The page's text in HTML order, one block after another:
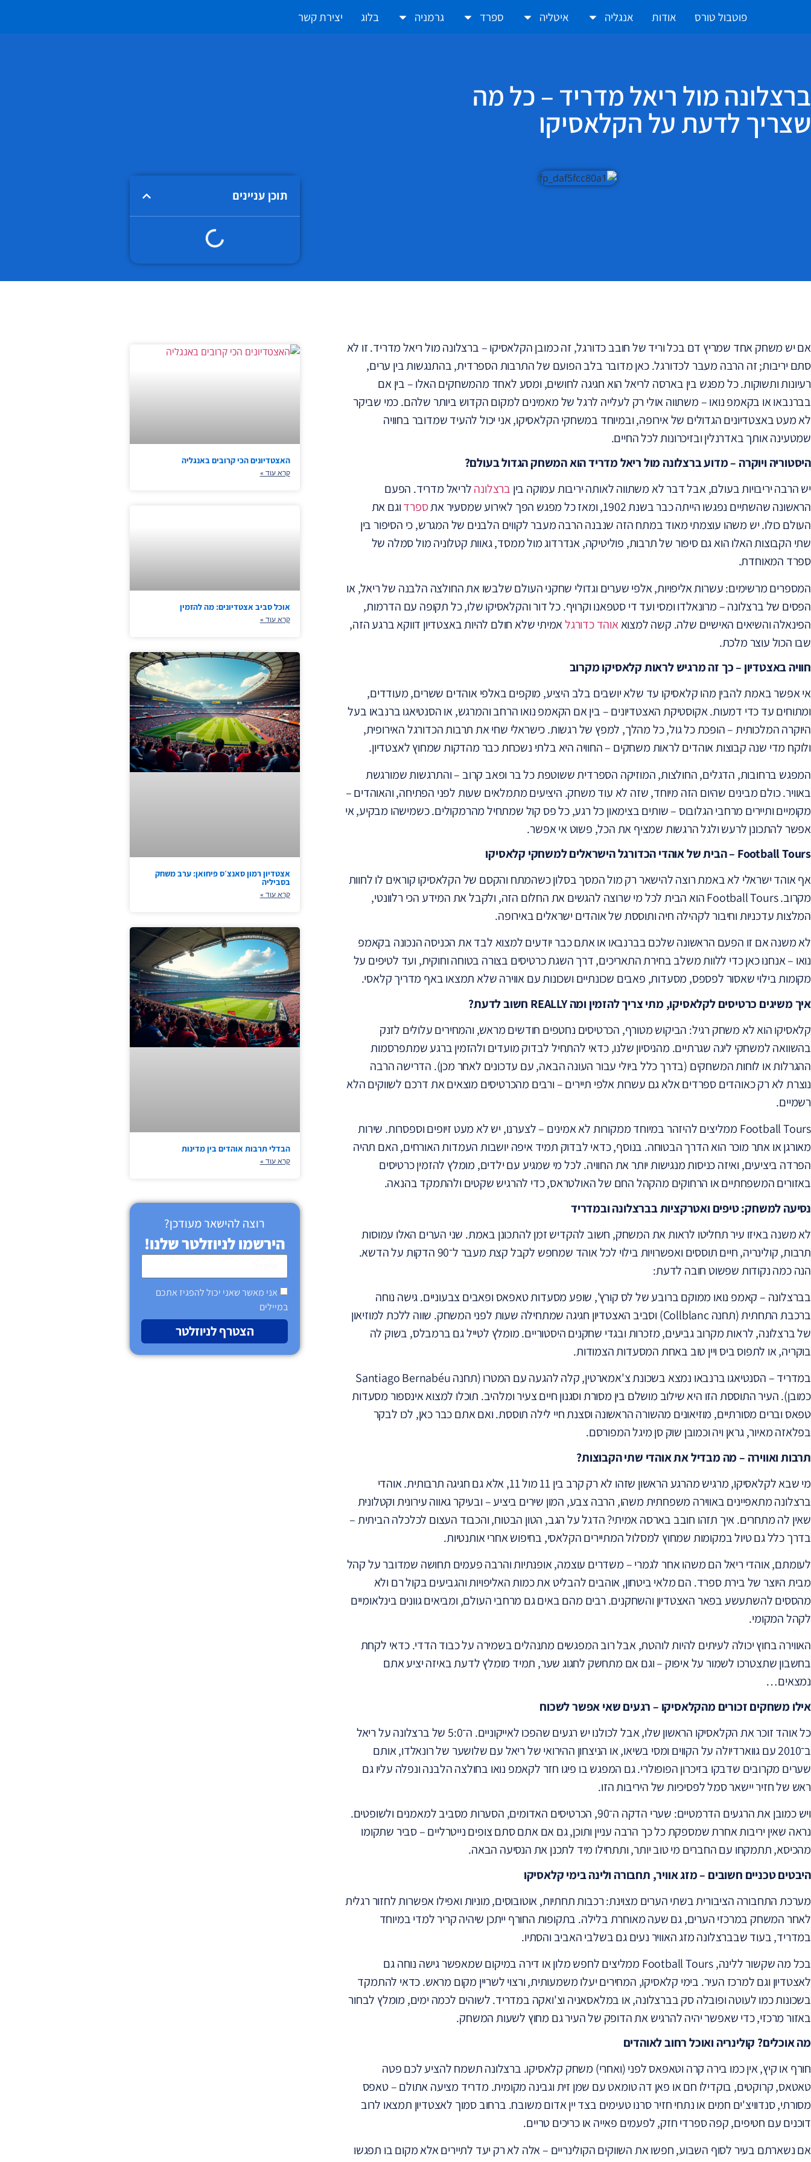
פוטבול טורס אודות אנגליה איטליה ספרד גרמניה בלוג יצירת קשר
ברצלונה מול ריאל מדריד – כל מה
שצריך לדעת על הקלאסיקו
אם יש משחק אחד שמריץ דם בכל וריד של חובב כדורגל, זה כמובן הקלאסיקו – ברצלונה מול ריאל מדריד. זו לא
סתם יריבות; זה הרבה מעבר לכדורגל. כאן מדובר בלב הפועם של התרבות הספרדית, בהתנגשות בין ערים,
רעיונות ותשוקות. כל מפגש בין בארסה לריאל הוא חגיגה לחושים, ומסע לאחד מהמשחקים האלו – בין אם
בברנבאו או בקאמפ נואו – משתווה אולי רק לעלייה לרגל של מאמינים למקום הקדוש ביותר שלהם. כמי שביקר
לא מעט באצטדיונים הגדולים של אירופה, ובמיוחד במשחקי הקלאסיקו, אני יכול להעיד שמדובר בחוויה
שמטעינה אותך באדרנלין ובזיכרונות לכל החיים.
היסטוריה ויוקרה – מדוע ברצלונה מול ריאל מדריד הוא המשחק הגדול בעולם?
יש הרבה יריבויות בעולם, אבל דבר לא משתווה לאותה יריבות עמוקה בין ברצלונהלריאל מדריד. הפעם
הראשונה שהשתיים נפגשו הייתה כבר בשנת 1902, ומאז כל מפגש הפך לאירוע שמסעיר את
ספרדוגם את
העולם כולו. יש משהו עוצמתי מאוד במתח הזה שנבנה הרבה מעבר לקווים הלבנים של המגרש, כי הסיפור בין
שתי הקבוצות האלו הוא גם סיפור של תרבות, פוליטיקה, אנדרדוג מול ממסד, גאוות קטלוניה מול סמלה של
ספרד המאוחדת.
המספרים מרשימים: עשרות אליפויות, אלפי שערים וגדולי שחקני העולם שלבשו את החולצה הלבנה של ריאל, או
הפסים של ברצלונה – מרונאלדו ומסי ועד די סטפאנו וקרויף. כל דור והקלאסיקו שלו, כל תקופה עם הדרמות,
הפינאלה והשיאים האישיים שלה. קשה למצואאוהד כדורגלאמיתי שלא חולם להיות באצטדיון דווקא ברגע הזה,
שבו הכול עוצר מלכת.
חוויה באצטדיון – כך זה מרגיש לראות קלאסיקו מקרוב
אי אפשר באמת להבין מהו קלאסיקו עד שלא יושבים בלב היציע, מוקפים באלפי אוהדים ששרים, מעודדים,
ומתוחים עד כדי דמעות. אקוסטיקת האצטדיונים – בין אם הקאמפ נואו הרחב והמרגש, או הסנטיאגו ברנבאו בעל
היוקרה המלכותית – הופכת כל גול, כל מהלך, למפץ של רגשות. כישראלי שחי את תרבות הכדורגל האירופית,
ולוקח מדי שנה קבוצות אוהדים לראות משחקים – החוויה היא בלתי נשכחת כבר מהדקות שמחוץ לאצטדיון.
המפגש ברחובות, הדגלים, החולצות, המוזיקה הספרדית ששוטפת כל בר ופאב קרוב – והתרגשות שמורגשת
באוויר. כולם מבינים שהיום הזה מיוחד, שזה לא עוד משחק. היציעים מתמלאים שעות לפני הפתיחה, והאוהדים –
מקומיים ותיירים מרחבי הגלובוס – שותים בצימאון כל רגע, כל פס קול שמתחיל מהרמקולים. כשמישהו מבקיע, אי
אפשר להתכונן לרעש ולגל הרגשות שמציף את הכל, פשוט אי אפשר.
Football Tours – הבית של אוהדי הכדורגל הישראלים למשחקי קלאסיקו
אף אוהד ישראלי לא באמת רוצה להישאר רק מול המסך בסלון כשהמתח והקסם של הקלאסיקו קוראים לו לחוות
מקרוב. Football Tours הוא הבית לכל מי שרוצה להגשים את החלום הזה, ולקבל את המידע הכי רלוונטי,
המלצות עדכניות וחיבור לקהילה חיה ותוססת של אוהדים ישראלים באירופה.
לא משנה אם זו הפעם הראשונה שלכם בברנבאו או אתם כבר יודעים למצוא לבד את הכניסה הנכונה בקאמפ
נואו – אנחנו כאן כדי ללוות משלב בחירת התאריכים, דרך השגת כרטיסים בצורה בטוחה וחוקית, ועד לטיפים על
מקומות בילוי שאסור לפספס, מסעדות, פאבים שכונתיים ושכונות עם אווירה שלא תמצאו באף מדריך קלאסי.
איך משיגים כרטיסים לקלאסיקו, מתי צריך להזמין ומה REALLY חשוב לדעת?
קלאסיקו הוא לא משחק רגיל: הביקוש מטורף, הכרטיסים נחטפים חודשים מראש, והמחירים עלולים לזנק
בהשוואה למשחקי ליגה שגרתיים. מהניסיון שלנו, כדאי להתחיל לבדוק מועדים ולהזמין ברגע שמתפרסמות
ההגרלות או לוחות המשחקים (בדרך כלל ביולי עבור העונה הבאה, עם עדכונים לאחר מכן). הדרישה הרבה
נוצרת לא רק כאוהדים ספרדים אלא גם עשרות אלפי תיירים – ורבים מהכרטיסים מוצאים את דרכם לשווקים הלא
רשמיים.
Football Tours ממליצים להיזהר במיוחד ממקורות לא אמינים – לצערנו, יש לא מעט זיופים וספסרות. שירות
מאורגן או אתר מוכר הוא הדרך הבטוחה. בנוסף, כדאי לבדוק תמיד איפה יושבות העמדות האורחים, האם תהיה
הפרדה ביציעים, ואיזה כניסות מנגישות יותר את החוויה. לכל מי שמגיע עם ילדים, מומלץ להזמין כרטיסים
באזורים המשפחתיים או הרחוקים מהקהל החם של האולטראס, כדי להרגיש שקטים ולהתמקד בהנאה.
נסיעה למשחק: טיפים ואטרקציות בברצלונה ובמדריד
לא משנה באיזו עיר תחליטו לראות את המשחק, חשוב להקדיש זמן להתכונן באמת. שני הערים האלו עמוסות
תרבות, קולינריה, חיים תוססים ואפשרויות בילוי לכל אוהד שמחפש לקבל קצת מעבר ל־90 הדקות על הדשא.
הנה כמה נקודות שפשוט חובה לדעת:
בברצלונה – קאמפ נואו ממוקם ברובע של לס קורץ', שופע מסעדות טאפאס ופאבים צבעוניים. גישה נוחה
ברכבת התחתית (תחנה Collblanc) וסביב האצטדיון חגיגה שמתחילה שעות לפני המשחק. שווה ללכת למוזיאון
של ברצלונה, לראות מקרוב גביעים, מזכרות ובגדי שחקנים היסטוריים. מומלץ לטייל גם ברמבלס, בשוק לה
בוקריה, או לתפוס ביס ויין טוב באחת המסעדות הצמודות.
במדריד – הסנטיאגו ברנבאו נמצא בשכונת צ'אמארטין, קלה להגעה עם המטרו (תחנה Santiago Bernabéu
כמובן). העיר התוססת הזו היא שילוב מושלם בין מסורת וסגנון חיים צעיר ומלהיב. תוכלו למצוא אינספור מסעדות
טפאס וברים מסורתיים, מוזיאונים מהשורה הראשונה וסצנת חיי לילה תוססת. ואם אתם כבר כאן, לכו לבקר
בפלאזה מאיור, גראן ויה וכמובן שוק סן מיגל המפורסם.
תרבות ואווירה – מה מבדיל את אוהדי שתי הקבוצות?
מי שבא לקלאסיקו, מרגיש מהרגע הראשון שזהו לא רק קרב בין 11 מול 11, אלא גם חגיגה תרבותית. אוהדי
ברצלונה מתאפיינים באווירה משפחתית משהו, הרבה צבע, המון שירים ביציע – ובעיקר גאווה עירונית וקטלונית
שאין לה מתחרים. איך תזהו חובב בארסה אמיתי? הדגל על הגב, הטון הבטוח, והכבוד העצום לכלכלה הביתית –
בדרך כלל גם טיול במקומות שמחוץ למסלול המתיירים הקלאסי, בחיפוש אחרי אותנטיות.
לעומתם, אוהדי ריאל הם משהו אחר לגמרי – משדרים עוצמה, אופנתיות והרבה פעמים תחושה שמדובר על קהל
מבית היוצר של בירת ספרד. הם מלאי ביטחון, אוהבים להבליט את כמות האליפויות והגביעים בקול רם ולא
מהססים להשתעשע בפאר האצטדיון והשחקנים. רבים מהם באים גם מרחבי העולם, ומביאים גוונים בינלאומיים
לקהל המקומי.
האווירה בחוץ יכולה לעיתים להיות לוהטת, אבל רוב המפגשים מתנהלים בשמירה על כבוד הדדי. כדאי לקחת
בחשבון שתצטרכו לשמור על איפוק – וגם אם מתחשק לחגוג שער, תמיד מומלץ לדעת באיזה יציע אתם
נמצאים…
אילו משחקים זכורים מהקלאסיקו – רגעים שאי אפשר לשכוח
כל אוהד זוכר את הקלאסיקו הראשון שלו, אבל לכולנו יש רגעים שהפכו לאייקוניים. ה־5:0 של ברצלונה על ריאל
ב־2010 עם גווארדיולה על הקווים ומסי בשיאו, או הניצחון ההירואי של ריאל עם שלושער של רונאלדו, אותם
שערים מקרובים שדבקו בזיכרון הפופולרי. גם המפגש בו פיגו חזר לקאמפ נואו בחולצה הלבנה ונפלה עליו גם
ראש של חזיר יישאר סמל לפסיכיות של היריבות הזו.
ויש כמובן את הרגעים הדרמטיים: שערי הדקה ה־90, הכרטיסים האדומים, הסערות מסביב למאמנים ולשופטים.
נראה שאין יריבות אחרת שמספקת כל כך הרבה עניין ותוכן, גם אם אתם סתם צופים נייטרליים – סביר שתקומו
מהכיסא, תתמקחו עם החברים מי טוב יותר, ותתחילו מיד לתכנן את הנסיעה הבאה.
היבטים טכניים חשובים – מזג אוויר, תחבורה ולינה בימי קלאסיקו
מערכת התחבורה הציבורית בשתי הערים מצוינת: רכבות תחתיות, אוטובוסים, מוניות ואפילו אפשרות לחזור רגלית
לאחר המשחק במרכזי הערים, גם שעה מאוחרת בלילה. בתקופות החורף ייתכן שיהיה קריר למדי במיוחד
במדריד, בעוד שבברצלונה מזג האוויר נעים גם בשלבי האביב והסתיו.
בכל מה שקשור ללינה, Football Tours ממליצים לחפש מלון או דירה במיקום שמאפשר גישה נוחה גם
לאצטדיון וגם למרכז העיר. בימי קלאסיקו, המחירים יעלו משמעותית, ורצוי לשריין מקום מראש. כדאי להתמקד
בשכונות כמו לעוטה ופובלה סק בברצלונה, או במלאסאניה וצ'ואקה במדריד. לשוהים לכמה ימים, מומלץ לבחור
באזור מרכזי, כדי שאפשר יהיה להרגיש את הדופק של העיר גם מחוץ לשעות המשחק.
מה אוכלים? קולינריה ואוכל רחוב לאוהדים
חורף או קיץ, אין כמו בירה קרה וטאפאס לפני (ואחרי) משחק קלאסיקו. ברצלונה תשמח להציע לכם פטה
טאטאס, קרוקטים, בוקדילו חם או פאן דה טומאט עם שמן זית וגבינה מקומית. מדריד מציעה אתולם – טאפס
מסורתי, סנדוויצ'ים חמים או נתחי חזיר סרנו טעימים בצד יין אדום משובח. ברחוב סמוך לאצטדיון תמצאו לרוב
דוכנים עם חטיפים, קפה ספרדי חזק, לפעמים פאייה או כריכים טריים.
אם נשארתם בעיר לסוף השבוע, חפשו את השווקים הקולינריים – אלה לא רק יעד לתיירים אלא מקום בו תפגשו
תוכן עניינים
האצטדיונים הכי קרובים באנגליה
קרא עוד »
אוכל סביב אצטדיונים: מה להזמין
קרא עוד »
אצטדיון רמון סאנצ׳ס פיחואן: ערב משחק
בסביליה
קרא עוד »
הבדלי תרבות אוהדים בין מדינות
קרא עוד »
רוצה להישאר מעודכן?
הירשמו לניוזלטר שלנו!
אני מאשר שאני יכול להפגיז אתכם
במיילים
הצטרף לניוזלטר